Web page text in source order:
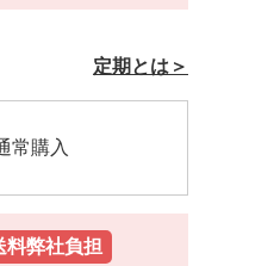
定期とは＞
料弊社負担
常購入
料弊社負担